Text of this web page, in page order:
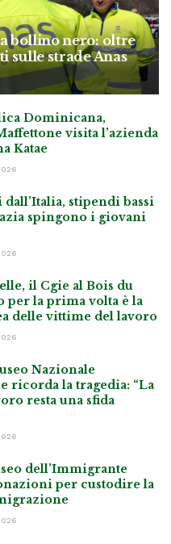
bollino nero: oltre
sulle strade Anas
Dominicana,
visita l’azienda
Katae
dall’Italia, stipendi bassi
spingono i giovani
il Cgie al Bois du
per la prima volta è la
delle vittime del lavoro
Nazionale
ricorda la tragedia: “La
resta una sfida
dell’Immigrante
per custodire la